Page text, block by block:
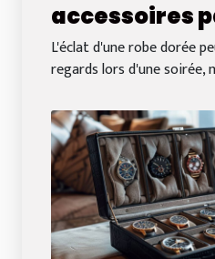
accessoires
votre robe
L'éclat d'une robe dorée
regards lors d'une soirée,